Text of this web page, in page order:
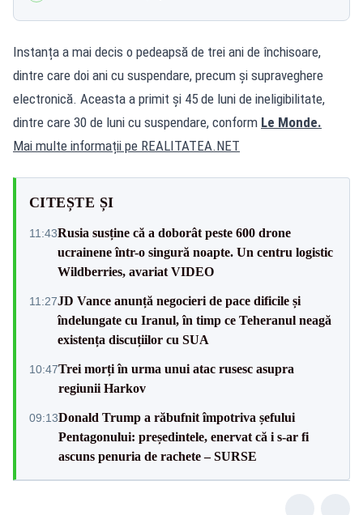
Instanța a mai decis o pedeapsă de trei ani de închisoare,
dintre care doi ani cu suspendare, precum și supraveghere
electronică. Aceasta a primit și 45 de luni de ineligibilitate,
dintre care 30 de luni cu suspendare, conform Le Monde.
Mai multe informații pe REALITATEA.NET
CITEȘTE ȘI
11:43Rusia susține că a doborât peste 600 drone
ucrainene într-o singură noapte. Un centru logistic
Wildberries, avariat VIDEO
11:27JD Vance anunță negocieri de pace dificile și
îndelungate cu Iranul, în timp ce Teheranul neagă
existența discuțiilor cu SUA
10:47Trei morți în urma unui atac rusesc asupra
regiunii Harkov
09:13Donald Trump a răbufnit împotriva șefului
Pentagonului: președintele, enervat că i s-ar fi
ascuns penuria de rachete – SURSE